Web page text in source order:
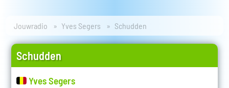
Jouwradio Yves Segers Schudden
Schudden
Yves Segers